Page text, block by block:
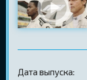
Дата выпуска: